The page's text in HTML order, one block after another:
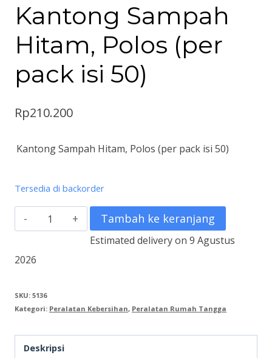
Kantong Sampah
Hitam, Polos (per
pack isi 50)
Rp210.200
Kantong Sampah Hitam, Polos (per pack isi 50)
Tersedia di backorder
Kuantitas
Kantong
Polos
(per
pack
isi
Tambah ke keranjang
Estimated delivery on 9 Agustus
2026
SKU: 5136
Kategori: Peralatan Kebersihan, Peralatan Rumah Tangga
Deskripsi